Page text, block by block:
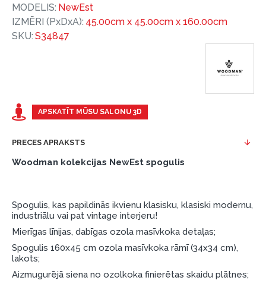
un izdevīgs finansēšanas risinājums, lai iegādātos
vajadzīgās preces tulīt, bet par tām norēķinoties
vēlāk.
Ar ESTO iegūstiet bezprocentu līzinga vai nomaksas
priekšrocības bez pirmās iemaksas un ar nomaksas
Piemērs: Preces cena 300 €, termiņš: 12 mēneši,
pirmā iemaksa: 0 €, ikmēneša maksājums: 25 €,
salonu Dārzciema ielā 91, Rīga, Latvija.
ESTO LV AS (Dokumentu noformēšanai
nepieciešams Smart-ID, eParaksts eID, eParaksts
eID mobile, ESTO konts vai banka Swedbank,
Luminor, SEB vai Citadele).
Līguma nosacījumi:
APSKATĪT MŪSU SALONU 3D
PRECES APRAKSTS
Woodman kolekcijas NewEst spogulis
Spogulis, kas papildinās ikvienu klasisku, klasiski modernu,
industriālu vai pat vintage interjeru!
Mierīgas līnijas, dabīgas ozola masīvkoka detaļas;
Spogulis 160x45 cm ozola masīvkoka rāmī (34x34 cm),
lakots;
Aizmugurējā siena no ozolkoka finierētas skaidu plātnes;
MODELIS: NewEst
IZMĒRI (PxDxA): 45.00cm x 45.00cm x 160.00cm
SKU: S34847